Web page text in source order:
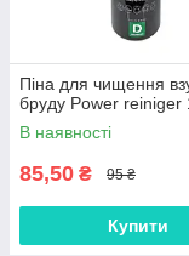
Піна для чищення
бруду Power reiniger
В наявності
85,50 ₴ 95 ₴
Купити